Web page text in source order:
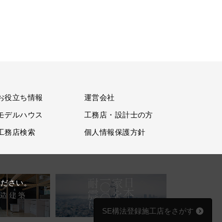
さい。
SE構法登録施工店をさがす
役立ち情報 運営会社
デルハウス 工務店・設計士の方
務店検索 個人情報保護方針